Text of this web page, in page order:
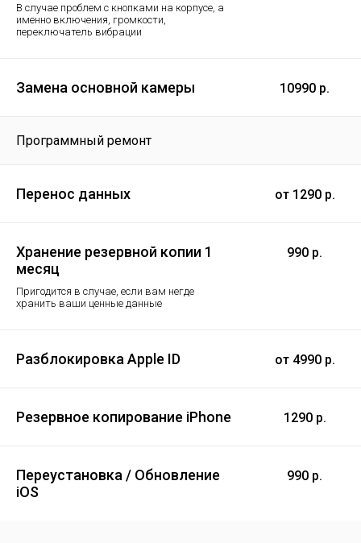
В случае проблем с кнопками на корпусе, а
именно включения, громкости,
переключатель вибрации
Замена основной камеры 10990 р.
Программный ремонт
Перенос данных от 1290 р.
Хранение резервной копии 1
месяц
Пригодится в случае, если вам негде
хранить ваши ценные данные
990 р.
Разблокировка Apple ID от 4990 р.
Резервное копирование iPhone 1290 р.
Переустановка / Обновление
iOS
990 р.